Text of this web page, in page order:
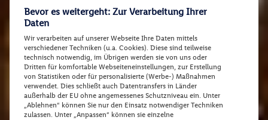
Bevor es weitergeht: Zur Verarbeitung Ihrer
Daten
Wir verarbeiten auf unserer Webseite Ihre Daten mittels
verschiedener Techniken (u.a. Cookies). Diese sind teilweise
technisch notwendig, im Übrigen werden sie von uns oder
Dritten für komfortable Webseiteneinstellungen, zur Erstellung
von Statistiken oder für personalisierte (Werbe-) Maßnahmen
verwendet. Dies schließt auch Datentransfers in Länder
außerhalb der EU ohne angemessenes Schutzniveau ein. Unter
„Ablehnen“ können Sie nur den Einsatz notwendiger Techniken
zulassen. Unter „Anpassen“ können sie einzelne